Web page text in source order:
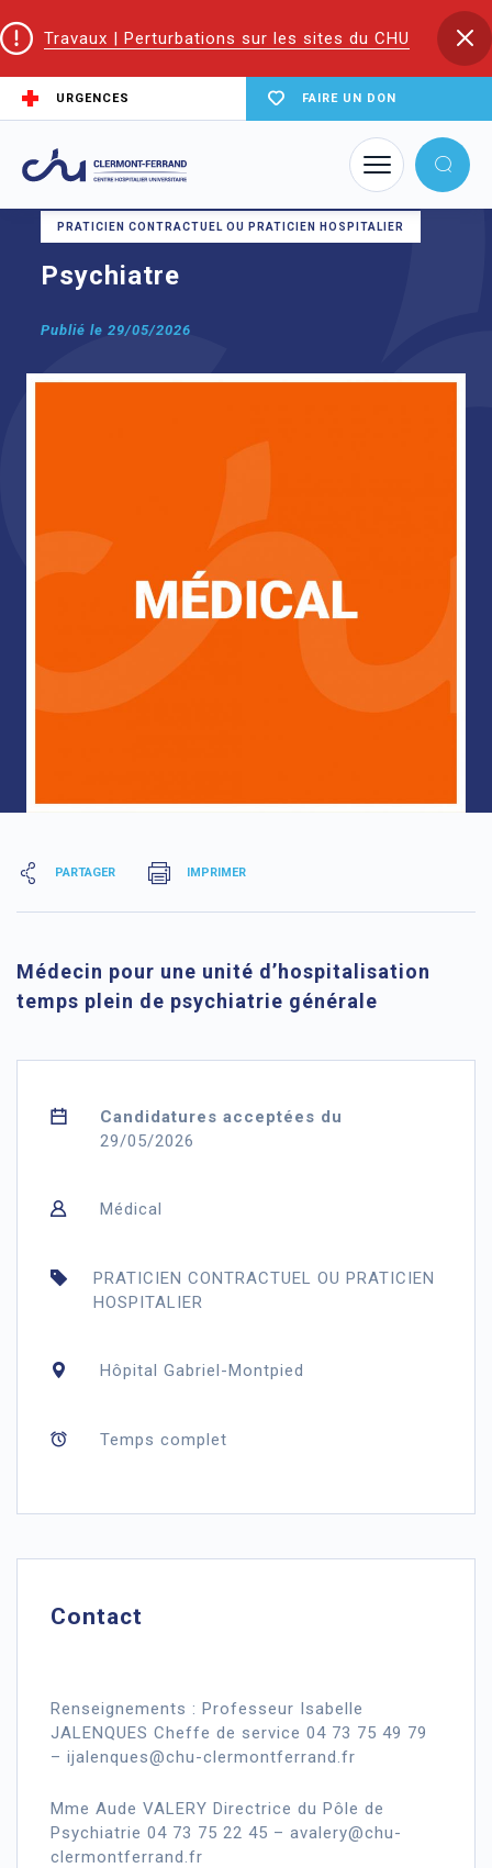
Travaux | Perturbations sur les sites du CHU
URGENCES FAIRE UN DON
Accueil
PRATICIEN CONTRACTUEL OU PRATICIEN HOSPITALIER
Psychiatre
Publié le 29/05/2026
PARTAGER IMPRIMER
Médecin pour une unité d’hospitalisation
temps plein de psychiatrie générale
Candidatures acceptées du
29/05/2026
Médical
PRATICIEN CONTRACTUEL OU PRATICIEN
HOSPITALIER
Hôpital Gabriel-Montpied
Temps complet
Contact
Renseignements : Professeur Isabelle
JALENQUES Cheffe de service 04 73 75 49 79
– ijalenques@chu-clermontferrand.fr
Mme Aude VALERY Directrice du Pôle de
Psychiatrie 04 73 75 22 45 – avalery@chu-
clermontferrand.fr